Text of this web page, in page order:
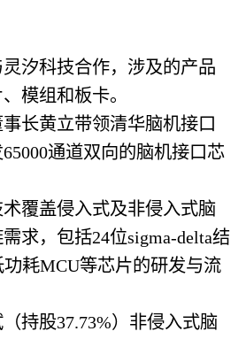
汐科技合作，涉及的产品
模组和板卡。
长黄立带领清华脑机接口
通道双向的脑机接口芯
覆盖侵入式及非侵入式脑
求，包括24位sigma-delta结
耗MCU等芯片的研发与流
持股37.73%）非侵入式脑